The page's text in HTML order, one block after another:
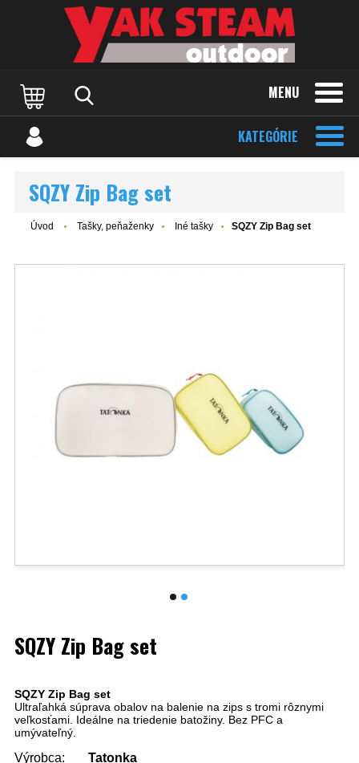
MENU
KATEGÓRIE
SQZY Zip Bag set
Úvod Tašky, peňaženky Iné tašky SQZY Zip Bag set
SQZY Zip Bag set
SQZY Zip Bag set
Ultraľahká súprava obalov na balenie na zips s tromi rôznymi
veľkosťami. Ideálne na triedenie batožiny. Bez PFC a
umývateľný.
Výrobca:
Tatonka